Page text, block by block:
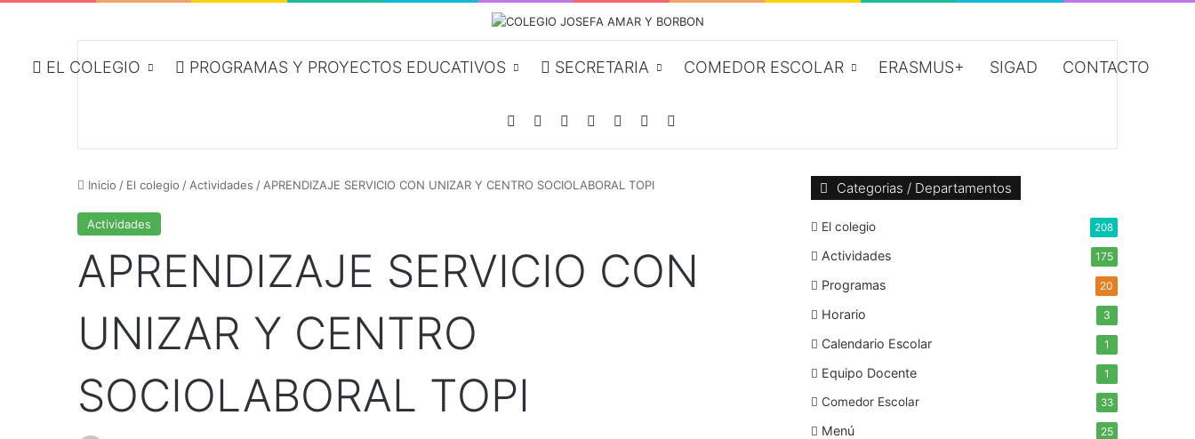
EL COLEGIO PROGRAMAS Y PROYECTOS EDUCATIVOS SECRETARIA COMEDOR ESCOLAR ERASMUS+ SIGAD CONTACTO
FacebookYouTubeInstagramAccesoPublicación al azar
Barra lateral
Inicio / El colegio / Actividades / APRENDIZAJE SERVICIO CON UNIZAR Y CENTRO SOCIOLABORAL TOPI
Actividades
APRENDIZAJE SERVICIO CON
UNIZAR Y CENTRO
SOCIOLABORAL TOPI
Categorias / Departamentos
El colegio 208
Actividades 175
Programas 20
Horario 3
Calendario Escolar 1
Equipo Docente 1
Comedor Escolar 33
Menú 25